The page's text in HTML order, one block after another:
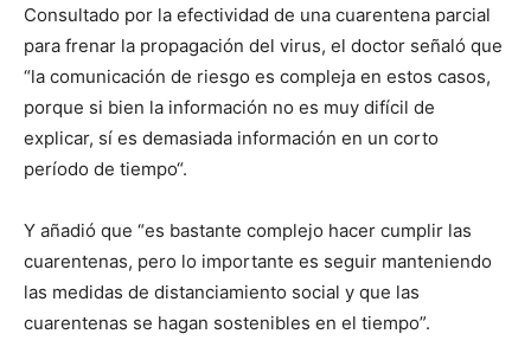
Consultado por la efectividad de una cuarentena parcial
para frenar la propagación del virus, el doctor señaló que
“la comunicación de riesgo es compleja en estos casos,
porque si bien la información no es muy difícil de
explicar, sí es demasiada información en un corto
período de tiempo“.
Y añadió que “es bastante complejo hacer cumplir las
cuarentenas, pero lo importante es seguir manteniendo
las medidas de distanciamiento social y que las
cuarentenas se hagan sostenibles en el tiempo”.